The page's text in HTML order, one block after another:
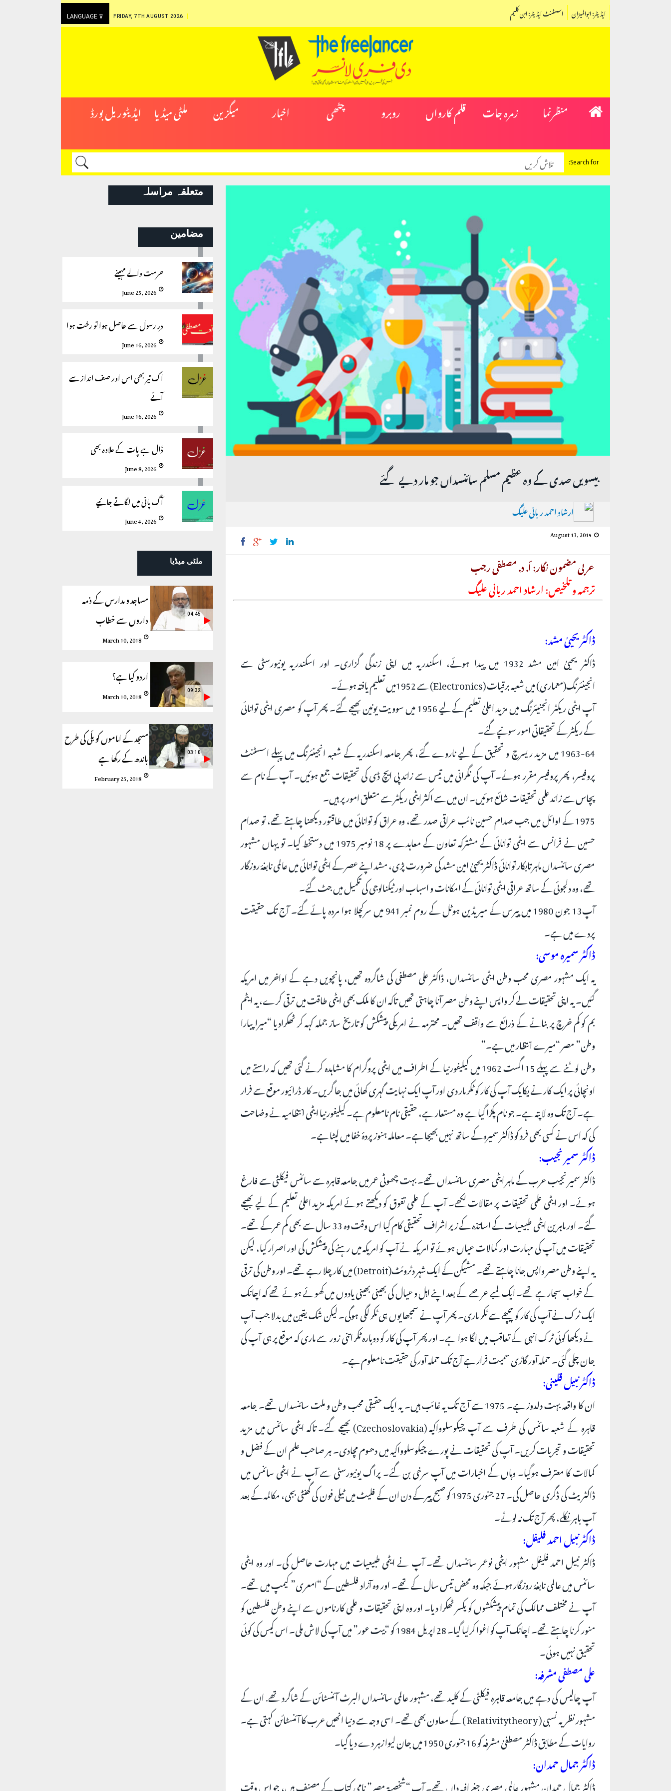
LANGUAGE ⊽ FRIDAY, 7TH AUGUST 2026 اسسٹنٹ ایڈیٹر: ابن کلیم ایڈیٹر: ابوالمیزان
منظرنما زمرہ جات قلم کارواں روبرو چٹھی اخبار میگزین ملٹی میڈیا ایڈیٹوریل بورڈ
Search for:
بیسویں صدی کے وہ عظیم مسلم سائنسداں جو مار دیے گئے
ارشاد احمد ربانی علیگ
August 13, 2019
عربی مضمون نگار: أ. د. مصطفى رجب
ترجمہ و تلخیص: ارشاد احمد ربانی علیگ
ڈاکٹر یحییٰ مشد:
ڈاکٹر یحییٰ امین مشد 1932 میں پیدا ہوئے، اسکندریہ میں اپنی زندگی گزاری۔ اور اسکندریہ یونیورسٹی سے
انجینئرنگ(معماری) میں شعبہ برقیات (Electronics) سے 1952میں تعلیم یافتہ ہوئے۔
آپ ایٹمی ریکٹر انجنیئرنگ میں مزید اعلیٰ تعلیم کے لیے 1956 میں سوویت یونین بھیجے گئے۔ پھر آپ کو مصری ایٹمی توانائی
کے ریکٹر کے تحقیقاتی امور سونپے گئے۔
1963-64 میں مزید ریسرچ و تحقیق کے لیے ناروے گئے، پھر جامعہ اسکندریہ کے شعبہ انجینئرنگ میں پہلے اسسٹنٹ
پروفیسر، پھر پروفیسر مقرر ہوئے۔ آپ کی نگرانی میں تیس سے زائد پی ایچ ڈی کی تحقیقات جمع ہوئیں۔ آپ کے نام سے
پچاس سے زائد علمی تحقیقات شائع ہوئیں۔ ان میں سے اکثر ایٹمی ریکٹر سے متعلق امور پر ہیں۔
1975 کے اوائل میں جب صدام حسین نائب عراقی صدر تھے، وہ عراق کو توانائی میں طاقتور دیکھنا چاہتے تھے، تو صدام
حسین نے فرانس سے ایٹمی توانائی کے مشترکہ تعاون کے معاہدے پر 18 نومبر 1975 میں دستخط کیا۔ تو یہاں مشہور
مصری سائنسداں ماہر تابکار توانائی ڈاکٹر یحییٰ امین مشد کی ضرورت پڑی، مشد اپنے عصر کے ایٹمی توانائی میں عالمی نابغۂ روزگار
تھے، وہ دلجوئی کے ساتھ عراقی ایٹمی توانائی کے امکانات و اسباب اور ٹیکنالوجی کی تکمیل میں جٹ گئے۔
آپ13 جون 1980 میں پیرس کے میریڈین ہوٹل کے روم نمبر 941 میں سرکچلا ہوا مردہ پائے گئے۔ آج تک حقیقت
پردے میں ہے۔
ڈاکٹر سمیرہ موسی:
يہ ایک مشہور مصری محب وطن ایٹمی سائنسداں، ڈاکٹر علی مصطفی کی شاگردہ تھیں، پانچویں دہے کے اواخر میں امریکہ
گئیں۔ یہ اپنی تحقیقات لے کر واپس اپنے وطن مصر آنا چاہتی تھیں تاکہ ان کا ملک بھی ایٹمی طاقت میں ترقی کرے، یہ ایٹم
بم کو کم خرچ پر بنانے کے ذرائع سے واقف تھیں۔ محترمہ نے امریکی پیشکش کو تاریخ ساز جملہ کہہ کر ٹھکرادیا “میرا پیارا
وطن” مصر “میرے انتظار میں ہے۔”
وطن لوٹنے سے پہلے 15 اگست 1962 میں کیلیفورنیا کے اطراف میں ایٹمی پروگرام کا مشاہدہ کرنے گئی تھیں کہ راستے میں
اونچائی پر ایک کار نے یکایک آپ کی کار کو ٹکر مار دی اور آپ ایک نہایت گہری کھائی میں جا گریں۔ کار ڈرائیور موقع سے فرار
ہے۔ آج تک وہ لاپتہ ہے۔ جو نام پکڑا گیا ہے وہ مستعار ہے، حقیقی نام نامعلوم ہے۔ کیلیفورنیا ایٹمی انتظامیہ نے وضاحت
کی کہ اس نے کسی بھی فرد کو ڈاکٹر سمیرہ کے ساتھ نہیں بھیجا ہے۔ معاملہ ہنوز پردۂ خفا میں لپٹا ہے۔
ڈاکٹر سمیر نجیب:
ڈاکٹر سمیر نجیب عرب کے ماہر ایٹمی مصری سائنسداں تھے۔ بہت چھوٹی عمر میں جامعہ قاہرہ سے سائنس فیکلٹی سے فارغ
ہوئے۔ اور ایٹمی علمی تحقیقات پر مقالات لکھے۔ آپ کے علمی تفوق کو دیکھتے ہوئے امریکہ مزید اعلیٰ تعلیم کے لیے بھیجے
گئے۔ اور ماہرین ایٹمی طبیعیات کے اساتذہ کے زیر اشراف تحقیقی کام کیا اس وقت وہ 33 سال سے بھی کم عمر کے تھے۔
تحقیقات میں آپ کی مہارت اور کمالات عیاں ہوئے تو امریکہ نے آپ کو امریکہ میں رہنے کی پیشکش کی اور اصرار کیا، لیکن
یہ اپنے وطن مصر واپس جانا چاہتے تھے۔ مشيگن کے ایک شہر دٹروئٹ(Detroit) میں کار چلا رہے تھے۔ اور وطن کی ترقی
کے خواب سجارہے تھے۔ ایک لمبے عرصے کے بعد اپنے اہل و عیال کی بھینی بھینی یادوں میں کھوئے ہوئے تھے کہ اچانک
ایک ٹرک نے آپ کی کار کو پیچھے سے ٹکر ماری۔ پھر آپ نے سمجھا یوں ہی ٹکر لگی ہوگی۔ لیکن شک یقین میں بدلا جب آپ
نے دیکھا کوئی ٹرک انہی کے تعاقب میں لگا ہوا ہے۔ اور پھر آپ کی کار کو دوبارہ ٹکر اتنی زور سے ماری کہ موقع پر ہی آپ کی
جان چلی گئی۔ حملہ آور گاڑی سمیت فرار ہے آج تک حملہ آور کی حقیقت نامعلوم ہے۔
ڈاکٹر نبیل قلینی:
ان کا واقعہ بہت دلدوز ہے۔ 1975 سے آج تک یہ غائب ہیں۔ یہ ایک حقیقی محب وطن و ملت سائنسداں تھے۔ جامعہ
قاہرہ کے شعبہ سائنس کی طرف سے آپ چیکوسلوواکیہ (Czechoslovakia) بھیجے گئے۔ تاکہ ایٹمی سائنس میں مزید
تحقیقات و تجربات کریں۔ آپ کی تحقیقات نے پورے چیکوسلوواکیہ میں دھوم مچادی۔ ہر صاحب علم ان کے فضل و
کمالات کا معترف ہوگیا۔ وہاں کے اخبارات میں آپ سرخی بن گئے۔ پراگ یونیورسٹی سے آپ نے ایٹمی سائنس میں
ڈاکٹریٹ کی ڈگری حاصل کی۔ 27 جنوری 1975 کو صبح پیر کے دن ان کے فلیٹ میں ٹیلی فون کی گھنٹی بجی، مکالمہ کے بعد
آپ باہر نکلے، پھر آج تک نہ لوٹے۔
ڈاکٹر نبیل احمد فلیفل:
ڈاکٹر نبیل احمد فلیفل مشہور ایٹمی نوعمر سائنسداں تھے۔ آپ نے ایٹمی طبیعیات میں مہارت حاصل کی۔ اور وہ ایٹمی
سائنس میں عالمی نابغۂ روزگار ہوئے جبکہ وہ محض تیس سال کے تھے۔ اور وہ آزاد فلسطین کے “امعری” کیمپ میں تھے۔
آپ نے مختلف ممالک کی تمام پیشکشوں کو یکسر ٹھکرا دیا۔ اور وہ اپنی تحقیقات و علمی کارناموں سے اپنے وطن فلسطین کو
منور کرنا چاہتے تھے۔ اچانک آپ کو اغوا کرلیا گیا۔ 28 اپریل 1984 کو “بیت عور” میں آپ کی لاش ملی۔ اس کیس کی کوئی
تحقیق نہیں ہوئی۔
علی مصطفی مشرفہ:
آپ چالیس کی دہے میں جامعہ قاہرہ فیکلٹی کے کلید تھے، مشہور عالمی سائنسداں البرٹ آئنسٹائن کے شاگرد تھے. ان کے
مشہور نظریہ نسبی ( Relativitytheory ) کے معاون بھی تھے۔ اسی وجہ سے دنیا انھیں عرب کا آئنسٹائن کہتی ہے۔
روایات کے مطابق ڈاکٹر مصطفیٰ مشرفہ کو 16 جنوری 1950 میں جان لیوا زہر دے دیا گیا۔
ڈاکٹر جمال حمدان:
ڈاکٹر جمال حمدان مشہور عالمی مصری جغرافیہ داں تھے۔ آپ “شخصیۃ مصر” نامی کتاب کے مصنف ہیں، جو اس وقت
متعلقہ مراسلہ
مضامین
حرمت والے مہینے
June 25, 2026
درِ رسول سے حاصل ہوا تو رخت ہوا
June 16, 2026
اک تیر بھی اس اور صف انداز سے
آئے
June 16, 2026
ڈال ہے پات کے علاوہ بھی
June 8, 2026
آگ پانی میں لگاتے جائیے
June 4, 2026
ملٹی میڈیا
مساجد و مدارس کے ذمہ
داروں سے خطاب
March 10, 2018
04:45
اردو کیا ہے؟
March 10, 2018 09:32
مسجد کے اماموں کو بلّی کی طرح
باندھ کے رکھا ہے
February 25, 2018
03:10